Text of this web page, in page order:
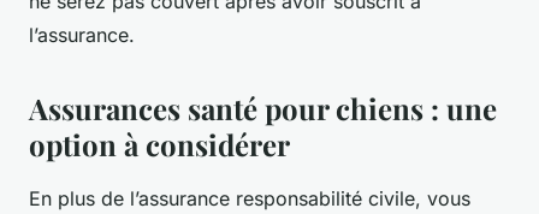
l’assurance.
Assurances santé pour chiens : une
option à considérer
En plus de l’assurance responsabilité civile, vous